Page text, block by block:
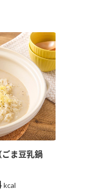
米飯用調味液
をご紹介しま
さと健康への
み
ンの研究成果と
さと健康に役立
をご紹介しま
ま豆乳鍋
kcal